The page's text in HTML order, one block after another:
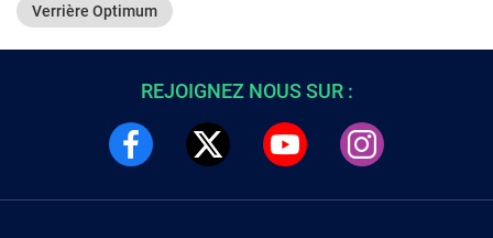
Verrière Optimum
REJOIGNEZ NOUS SUR :